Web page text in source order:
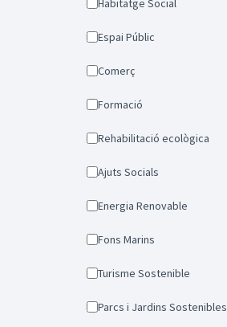
Habitatge Social
Espai Públic
Comerç
Formació
Rehabilitació ecològica
Ajuts Socials
Energia Renovable
Fons Marins
Turisme Sostenible
Parcs i Jardins Sostenibles